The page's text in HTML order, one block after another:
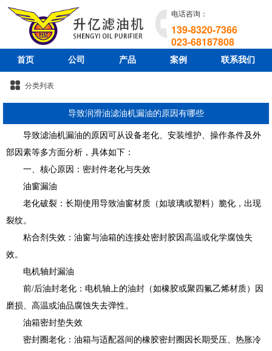
电话咨询：
139-8320-7366
023-68187808
首页 公司 产品 案例 联系我们
分类列表
导致润滑油滤油机漏油的原因有哪些
导致滤油机漏油的原因可从设备老化、安装维护、操作条件及外
部因素等多方面分析，具体如下：
一、核心原因：密封件老化与失效
油窗漏油
老化破裂：长期使用导致油窗材质（如玻璃或塑料）脆化，出现
裂纹。
粘合剂失效：油窗与油箱的连接处密封胶因高温或化学腐蚀失
效。
电机轴封漏油
前/后油封老化：电机轴上的油封（如橡胶或聚四氟乙烯材质）因
磨损、高温或油品腐蚀失去弹性。
油箱密封垫失效
密封圈老化：油箱与适配器间的橡胶密封圈因长期受压、热胀冷